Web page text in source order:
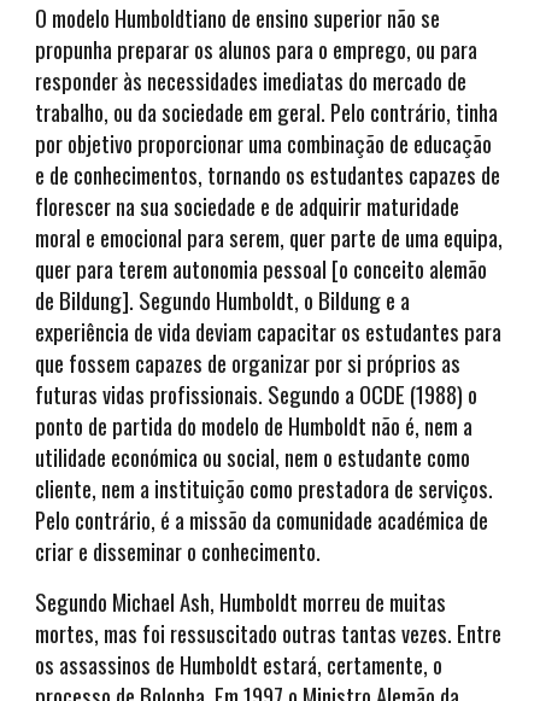
O modelo Humboldtiano de ensino superior não se
propunha preparar os alunos para o emprego, ou para
responder às necessidades imediatas do mercado de
trabalho, ou da sociedade em geral. Pelo contrário, tinha
por objetivo proporcionar uma combinação de educação
e de conhecimentos, tornando os estudantes capazes de
florescer na sua sociedade e de adquirir maturidade
moral e emocional para serem, quer parte de uma equipa,
quer para terem autonomia pessoal [o conceito alemão
de Bildung]. Segundo Humboldt, o Bildung e a
experiência de vida deviam capacitar os estudantes para
que fossem capazes de organizar por si próprios as
futuras vidas profissionais. Segundo a OCDE (1988) o
ponto de partida do modelo de Humboldt não é, nem a
utilidade económica ou social, nem o estudante como
cliente, nem a instituição como prestadora de serviços.
Pelo contrário, é a missão da comunidade académica de
criar e disseminar o conhecimento.
Segundo Michael Ash, Humboldt morreu de muitas
mortes, mas foi ressuscitado outras tantas vezes. Entre
os assassinos de Humboldt estará, certamente, o